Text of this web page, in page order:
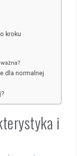
kroku
dla normalnej
i